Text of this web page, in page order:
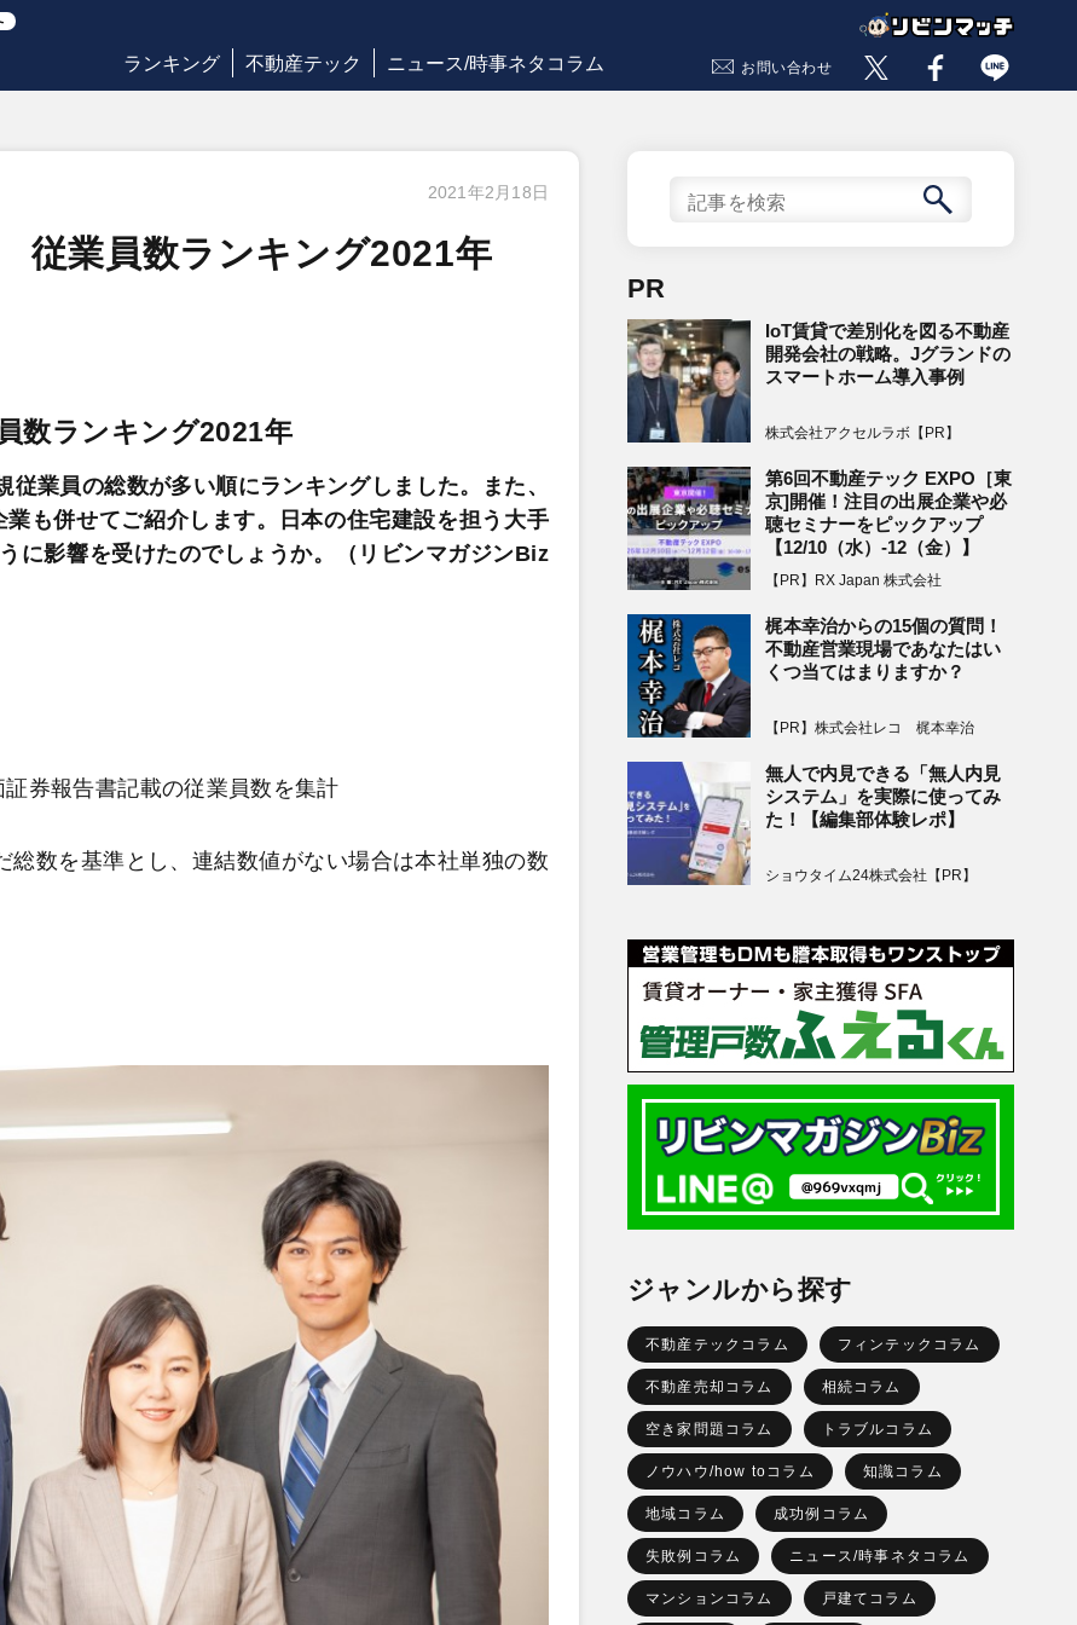
ランキング 不動産テック ニュース/時事ネタコラム お問い合わせ
2021年2月18日
従業員数ランキング2021年
数ランキング2021年
業員の総数が多い順にランキングしました。また、
も併せてご紹介します。日本の住宅建設を担う大手
に影響を受けたのでしょうか。（リビンマガジンBiz
券報告書記載の従業員数を集計
総数を基準とし、連結数値がない場合は本社単独の数
PR
IoT賃貸で差別化を図る不動産
開発会社の戦略。Jグランドの
スマートホーム導入事例
株式会社アクセルラボ【PR】
第6回不動産テック EXPO［東
京]開催！注目の出展企業や必
聴セミナーをピックアップ
【12/10（水）-12（金）】
【PR】RX Japan 株式会社
梶本幸治からの15個の質問！
不動産営業現場であなたはい
くつ当てはまりますか？
【PR】株式会社レコ 梶本幸治
無人で内見できる「無人内見
システム」を実際に使ってみ
た！【編集部体験レポ】
ショウタイム24株式会社【PR】
ジャンルから探す
不動産テックコラム フィンテックコラム
不動産売却コラム 相続コラム
空き家問題コラム トラブルコラム
ノウハウ/how toコラム 知識コラム
地域コラム 成功例コラム
失敗例コラム ニュース/時事ネタコラム
マンションコラム 戸建てコラム